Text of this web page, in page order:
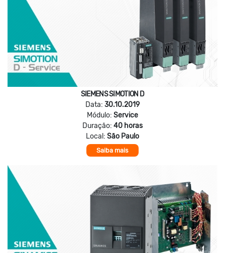
SIEMENS SIMOTION D
Data: 30.10.2019
Módulo: Service
Duração: 40 horas
Local: São Paulo
Saiba mais